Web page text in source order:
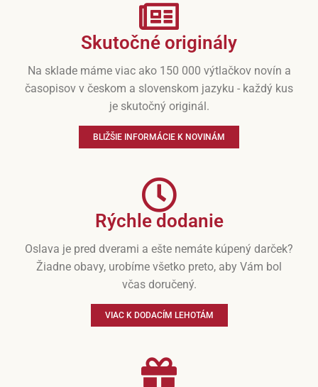
Skutočné originály
Na sklade máme viac ako 150 000 výtlačkov novín a
časopisov v českom a slovenskom jazyku - každý kus
je skutočný originál.
BLIŽŠIE INFORMÁCIE K NOVINÁM
Rýchle dodanie
Oslava je pred dverami a ešte nemáte kúpený darček?
Žiadne obavy, urobíme všetko preto, aby Vám bol
včas doručený.
VIAC K DODACÍM LEHOTÁM